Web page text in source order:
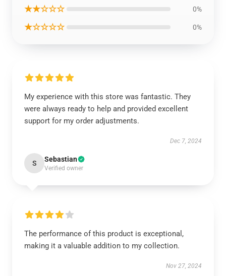
★★☆☆☆ 0%
★☆☆☆☆ 0%
My experience with this store was fantastic. They
were always ready to help and provided excellent
support for my order adjustments.
Dec 7, 2024
S Sebastian
Verified owner
The performance of this product is exceptional,
making it a valuable addition to my collection.
Nov 27, 2024